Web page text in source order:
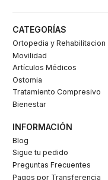
CATEGORÍAS
Ortopedia y Rehabilitacion
Movilidad
Artículos Médicos
Ostomia
Tratamiento Compresivo
Bienestar
INFORMACIÓN
Blog
Sigue tu pedido
Preguntas Frecuentes
Pagos por Transferencia